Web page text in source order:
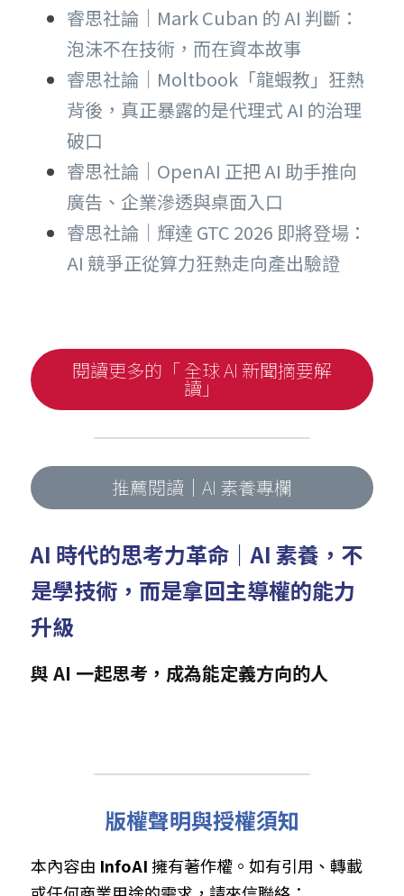
睿思社論｜Mark Cuban 的 AI 判斷：
泡沫不在技術，而在資本故事
睿思社論｜Moltbook「龍蝦教」狂熱
背後，真正暴露的是代理式 AI 的治理
破口
睿思社論｜OpenAI 正把 AI 助手推向
廣告、企業滲透與桌面入口
睿思社論｜輝達 GTC 2026 即將登場：
AI 競爭正從算力狂熱走向產出驗證
閱讀更多的「 全球 AI 新聞摘要解
讀」
推薦閱讀｜AI 素養專欄
AI 時代的思考力革命｜AI 素養，不
是學技術，而是拿回主導權的能力
升級
與 AI 一起思考，成為能定義方向的人
版權聲明與授權須知
本內容由 InfoAI 擁有著作權。如有引用、轉載